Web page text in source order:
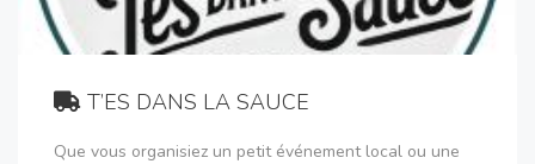
T’ES DANS LA SAUCE
Que vous organisiez un petit événement local ou une